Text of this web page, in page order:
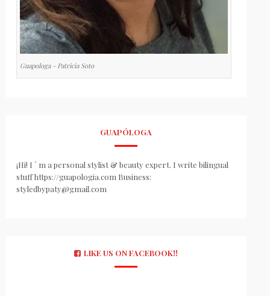
Guapologa - Patricia Soto
GUAPÓLOGA
¡Hi! I ´ m a personal stylist & beauty expert. I write bilingual
stuff https://guapologia.com Business:
styledbypaty@gmail.com
LIKE US ON FACEBOOK!!